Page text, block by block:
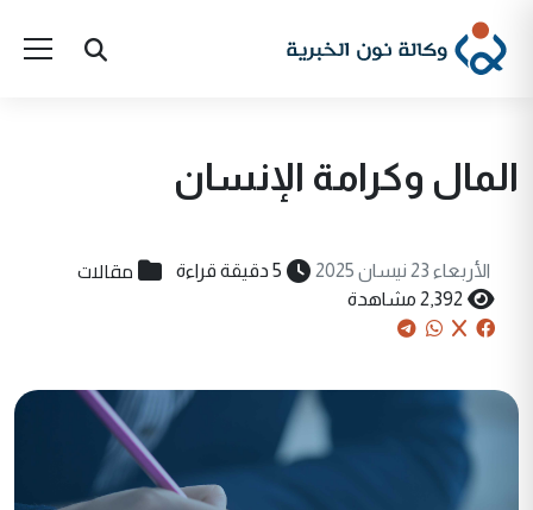
المال وكرامة الإنسان
الأربعاء 23 نيسان 2025 5 دقيقة قراءة مقالات
2,392 مشاهدة